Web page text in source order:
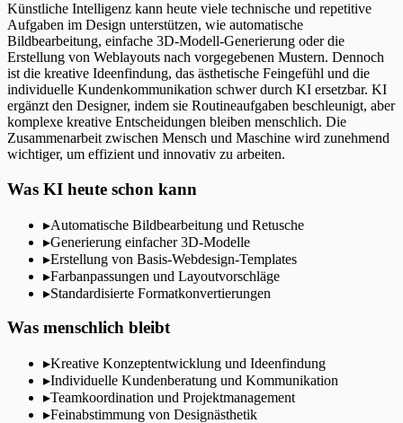
Künstliche Intelligenz kann heute viele technische und repetitive
Aufgaben im Design unterstützen, wie automatische
Bildbearbeitung, einfache 3D-Modell-Generierung oder die
Erstellung von Weblayouts nach vorgegebenen Mustern. Dennoch
ist die kreative Ideenfindung, das ästhetische Feingefühl und die
individuelle Kundenkommunikation schwer durch KI ersetzbar. KI
ergänzt den Designer, indem sie Routineaufgaben beschleunigt, aber
komplexe kreative Entscheidungen bleiben menschlich. Die
Zusammenarbeit zwischen Mensch und Maschine wird zunehmend
wichtiger, um effizient und innovativ zu arbeiten.
Was KI heute schon kann
▸Automatische Bildbearbeitung und Retusche
▸Generierung einfacher 3D-Modelle
▸Erstellung von Basis-Webdesign-Templates
▸Farbanpassungen und Layoutvorschläge
▸Standardisierte Formatkonvertierungen
Was menschlich bleibt
▸Kreative Konzeptentwicklung und Ideenfindung
▸Individuelle Kundenberatung und Kommunikation
▸Teamkoordination und Projektmanagement
▸Feinabstimmung von Designästhetik